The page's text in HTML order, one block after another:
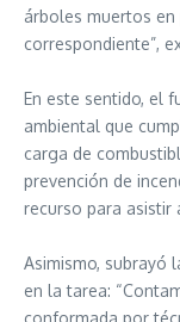
árboles muertos
correspondiente”,
En este sentido, el
ambiental que
carga de
prevención de
recurso para asistir
Asimismo, subrayó
en la tarea:
conformada por